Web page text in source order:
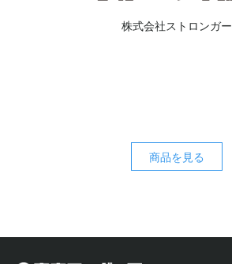
株式会社ストロンガー
商品を見る